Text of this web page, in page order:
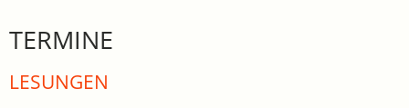
TERMINE
LESUNGEN